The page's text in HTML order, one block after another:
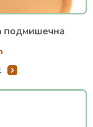
подмишечна